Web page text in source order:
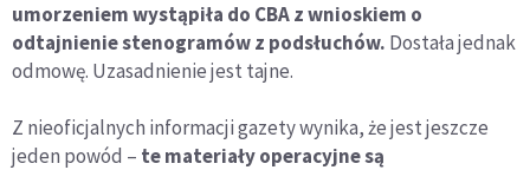
umorzeniem wystąpiła do CBA z wnioskiem o
odtajnienie stenogramów z podsłuchów. Dostała jednak
odmowę. Uzasadnienie jest tajne.
Z nieoficjalnych informacji gazety wynika, że jest jeszcze
jeden powód – te materiały operacyjne są